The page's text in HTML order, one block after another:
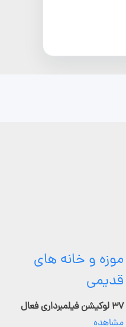
موزه و خانه های
قدیمی
۳۷ لوکیشن فیلمبرداری فعال
مشاهده